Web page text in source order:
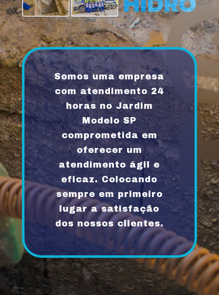
Somos uma empresa
com atendimento 24
horas no Jardim
Modelo SP
comprometida em
oferecer um
atendimento ágil e
eficaz. Colocando
sempre em primeiro
lugar a satisfação
dos nossos clientes.